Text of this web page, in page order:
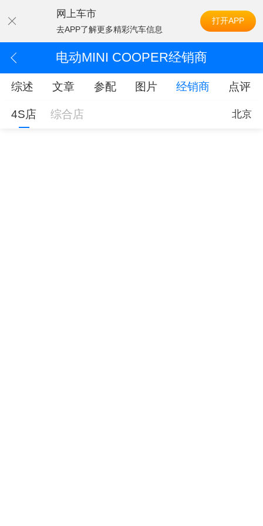
网上车市
去APP了解更多精彩汽车信息
打开APP
电动MINI COOPER经销商
综述 文章 参配 图片 经销商 点评
4S店 综合店 北京